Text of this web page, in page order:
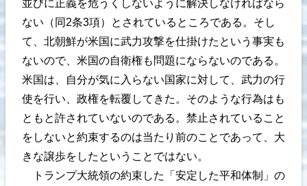
並びに正義を危うくしないように解決しなければなら
ない（同2条3項）とされているところである。そし
て、北朝鮮が米国に武力攻撃を仕掛けたという事実も
ないので、米国の自衛権も問題にならないのである。
米国は、自分が気に入らない国家に対して、武力の行
使を行い、政権を転覆してきた。そのような行為はも
ともと許されていないのである。禁止されていること
をしないと約束するのは当たり前のことであって、大
きな譲歩をしたということではない。
トランプ大統領の約束した「安定した平和体制」の